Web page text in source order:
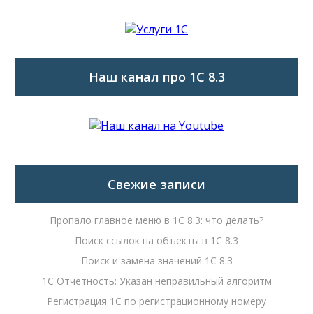
Наш канал про 1С 8.3
Свежие записи
Пропало главное меню в 1С 8.3: что делать?
Поиск ссылок на объекты в 1С 8.3
Поиск и замена значений 1С 8.3
1С Отчетность: Указан неправильный алгоритм
Регистрация 1С по регистрационному номеру